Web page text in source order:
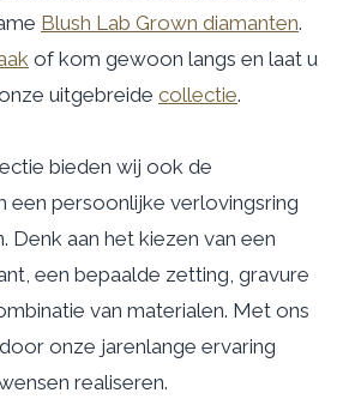
Blush Lab Grown diamanten.
of kom gewoon langs en laat u
uitgebreide collectie.
bieden wij ook de
een persoonlijke verlovingsring
Denk aan het kiezen van een
een bepaalde zetting, gravure
van materialen. Met ons
onze jarenlange ervaring
realiseren.